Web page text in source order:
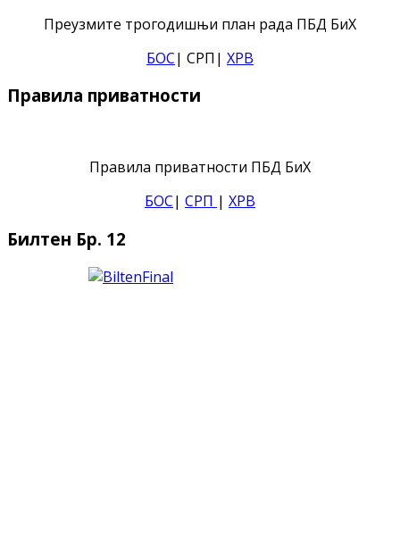
Преузмите трогодишњи план рада ПБД БиХ
БОС| СРП| ХРВ
Правила приватности
Правила приватности ПБД БиХ
БОС| СРП | ХРВ
Билтен Бр. 12